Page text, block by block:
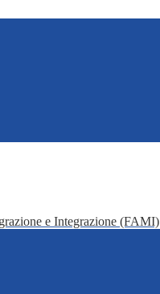
e Integrazione (FAMI)